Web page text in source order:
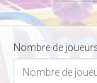
Nombre de